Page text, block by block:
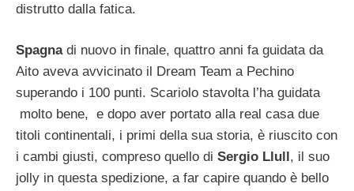
distrutto dalla fatica.
Spagnadi nuovo in finale, quattro anni fa guidata da
Aito aveva avvicinato il Dream Team a Pechino
superando i 100 punti. Scariolo stavolta l’ha guidata
molto bene, e dopo aver portato alla real casa due
titoli continentali, i primi della sua storia, è riuscito con
i cambi giusti, compreso quello di Sergio Llull , il suo
jolly in questa spedizione, a far capire quando è bello